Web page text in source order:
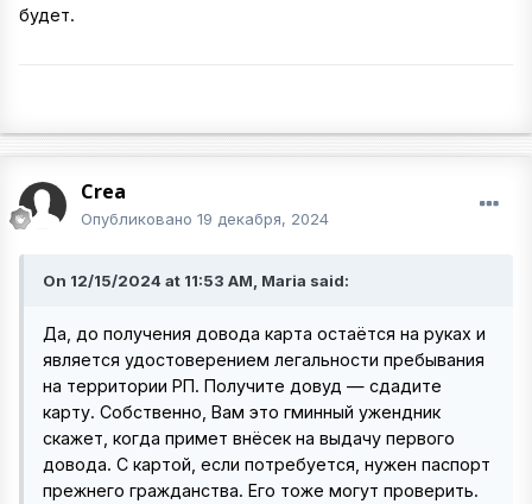
будет.
Crea
Опубликовано 19 декабря, 2024
On 12/15/2024 at 11:53 AM, Maria said:
Да, до получения довода карта остаётся на руках и
является удостоверением легальности пребывания
на территории РП. Получите довуд — сдадите
карту. Собственно, Вам это гминный ужендник
скажет, когда примет внёсек на выдачу первого
довода. С картой, если потребуется, нужен паспорт
прежнего гражданства. Его тоже могут проверить.